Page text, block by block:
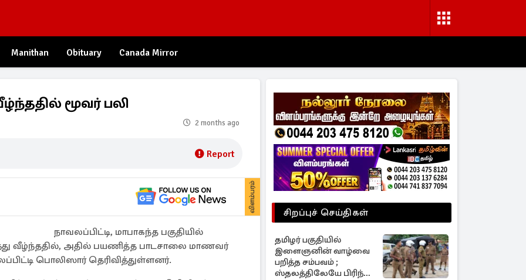
Manithan Obituary Canada Mirror
மூவர் பலி
2 months ago
Report
விளம்பரம்
நாவலப்பிட்டி, மாபாகந்த பகுதியில்
வீழ்ந்ததில், அதில் பயணித்த பாடசாலை மாணவர்
பொலிஸார் தெரிவித்துள்ளனர்.
சிறப்புச் செய்திகள்
தமிழர் பகுதியில்
இளைஞனின் வாழ்வை
பறித்த சம்பவம் ;
ஸ்தலத்திலேயே பிரிந்த